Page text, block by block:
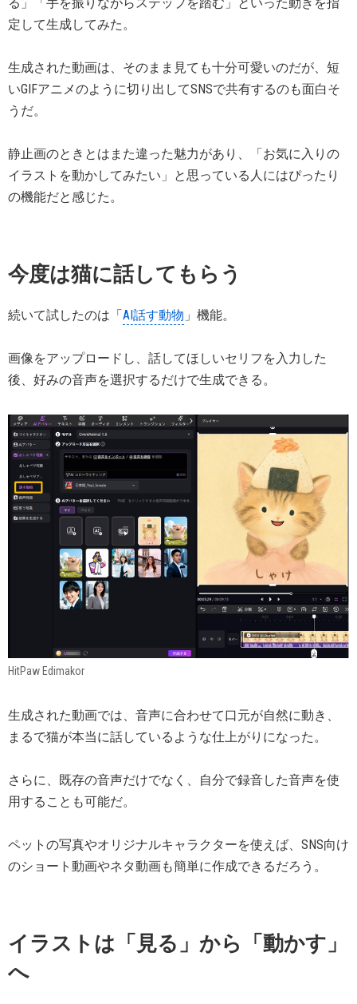
る」「手を振りながらステップを踏む」といった動きを指
定して生成してみた。
生成された動画は、そのまま見ても十分可愛いのだが、短
いGIFアニメのように切り出してSNSで共有するのも面白そ
うだ。
静止画のときとはまた違った魅力があり、「お気に入りの
イラストを動かしてみたい」と思っている人にはぴったり
の機能だと感じた。
今度は猫に話してもらう
続いて試したのは「 AI話す動物 」機能。
画像をアップロードし、話してほしいセリフを入力した
後、好みの音声を選択するだけで生成できる。
HitPaw Edimakor
生成された動画では、音声に合わせて口元が自然に動き、
まるで猫が本当に話しているような仕上がりになった。
さらに、既存の音声だけでなく、自分で録音した音声を使
用することも可能だ。
ペットの写真やオリジナルキャラクターを使えば、SNS向け
のショート動画やネタ動画も簡単に作成できるだろう。
イラストは「見る」から「動かす」
へ